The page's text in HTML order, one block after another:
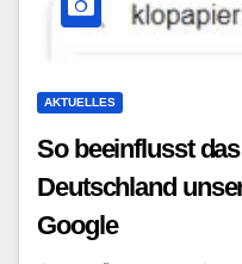
AKTUELLES
So beeinflusst
Deutschland
Google